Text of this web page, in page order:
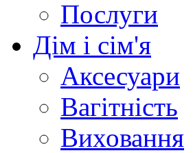
Послуги
Дім і сім'я
Аксесуари
Вагітність
Виховання